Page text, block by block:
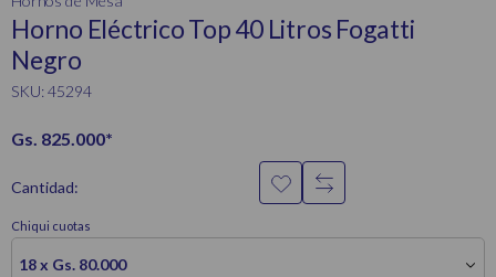
Horno Eléctrico Top 40 Litros Fogatti
Negro
SKU: 45294
Gs. 825.000*
Cantidad:
Chiqui cuotas
18 x Gs. 80.000